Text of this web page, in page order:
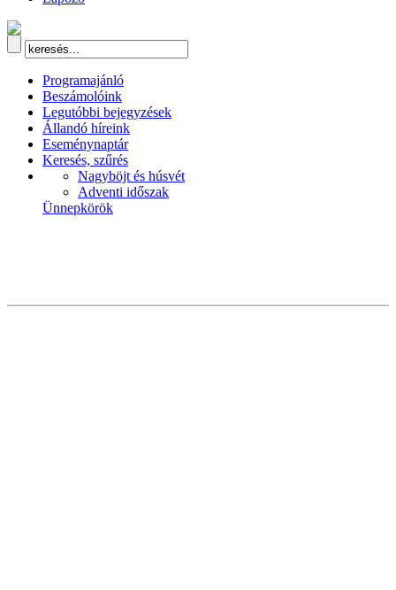
Programajánló
Beszámolóink
Legutóbbi bejegyzések
Állandó híreink
Eseménynaptár
Keresés, szűrés
Nagyböjt és húsvét
Adventi időszak
Ünnepkörök